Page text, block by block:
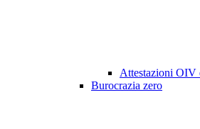
Attestazioni OIV
Burocrazia zero